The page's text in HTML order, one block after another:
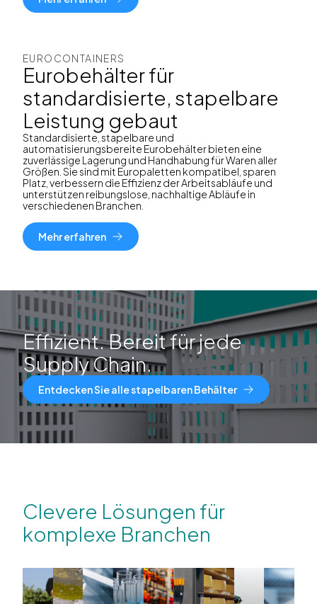
EUROCONTAINERS
Eurobehälter für
standardisierte, stapelbare
Leistung gebaut
Standardisierte, stapelbare und
automatisierungsbereite Eurobehälter bieten eine
zuverlässige Lagerung und Handhabung für Waren aller
Größen. Sie sind mit Europaletten kompatibel, sparen
Platz, verbessern die Effizienz der Arbeitsabläufe und
unterstützen reibungslose, nachhaltige Abläufe in
verschiedenen Branchen.
Mehr erfahren
Effizient. Bereit für jede
Supply Chain.
Entdecken Sie alle stapelbaren Behälter
Clevere Lösungen für
komplexe Branchen